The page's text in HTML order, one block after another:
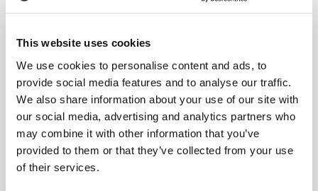
This website uses cookies
We use cookies to personalise content and ads, to
provide social media features and to analyse our traffic.
We also share information about your use of our site with
our social media, advertising and analytics partners who
may combine it with other information that you’ve
provided to them or that they’ve collected from your use
of their services.
risker och ge ett bra bemötande, säger Matilda Eriksson.
Ta del av vår nya rapport När barn tvingas ta ansvar för sitt
MÄNS VÅLD MOT KVINNOR
HEDERSRELATERAT VÅLD OCH FÖRTRYCK
Publiceringsdatum: